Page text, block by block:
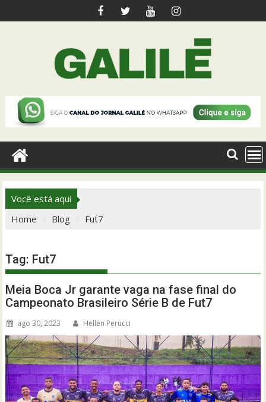
to
Você está aqui
Home
Blog Fut7
Tag: Fut7
Meia Boca Jr garante vaga na fase final do
Campeonato Brasileiro Série B de Fut7
ago 30, 2023 Hellen Perucci